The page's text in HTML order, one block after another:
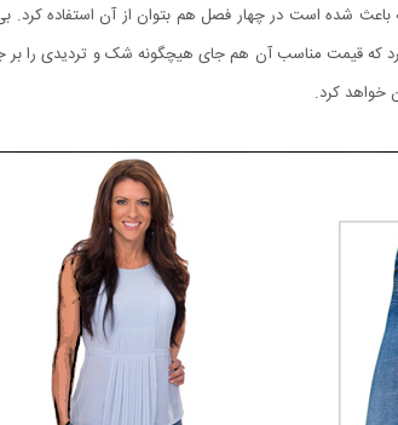
شده است در چهار فصل هم بتوان از آن استفاده کرد.
که قیمت مناسب آن هم جای هیچگونه شک و تردیدی را بر
خواهد کرد.